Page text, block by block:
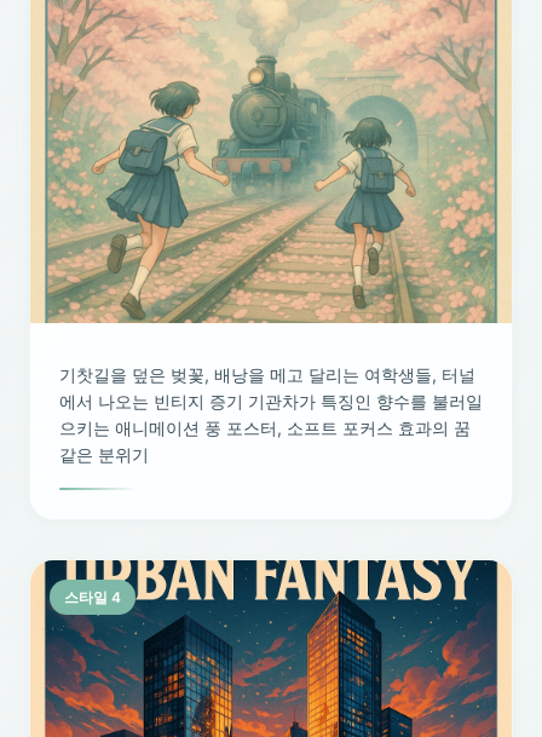
기찻길을 덮은 벚꽃, 배낭을 메고 달리는 여학생들, 터널
에서 나오는 빈티지 증기 기관차가 특징인 향수를 불러일
으키는 애니메이션 풍 포스터, 소프트 포커스 효과의 꿈
같은 분위기
스타일 4